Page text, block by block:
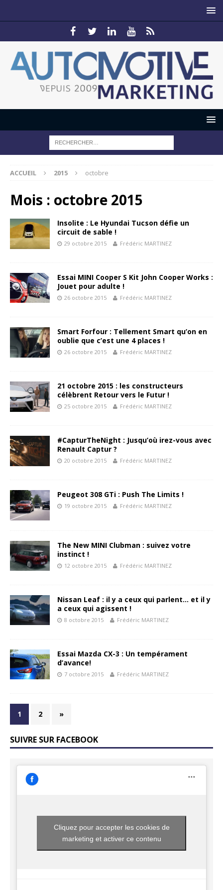
ACCUEIL 2015 octobre
Mois : octobre 2015
Insolite : Le Hyundai Tucson défie un
circuit de sable !
29 octobre 2015 Frédéric MARTINEZ
Essai MINI Cooper S Kit John Cooper Works :
Jouet pour adulte !
26 octobre 2015 Frédéric MARTINEZ
Smart Forfour : Tellement Smart qu’on en
oublie que c’est une 4 places !
26 octobre 2015 Frédéric MARTINEZ
21 octobre 2015 : les constructeurs
célèbrent Retour vers le Futur !
25 octobre 2015 Frédéric MARTINEZ
#CapturTheNight : Jusqu’où irez-vous avec
Renault Captur ?
20 octobre 2015 Frédéric MARTINEZ
Peugeot 308 GTi : Push The Limits !
19 octobre 2015 Frédéric MARTINEZ
The New MINI Clubman : suivez votre
instinct !
12 octobre 2015 Frédéric MARTINEZ
Nissan Leaf : il y a ceux qui parlent… et il y
a ceux qui agissent !
8 octobre 2015 Frédéric MARTINEZ
Essai Mazda CX-3 : Un tempérament
d’avance!
7 octobre 2015 Frédéric MARTINEZ
1 2 »
SUIVRE SUR FACEBOOK
Cliquez pour accepter les cookies de
marketing et activer ce contenu